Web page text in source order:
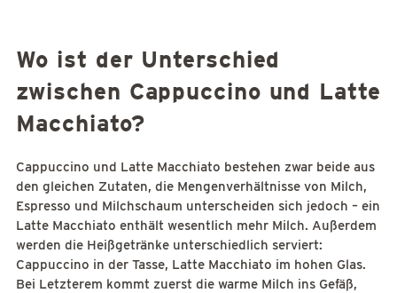
Wo ist der Unterschied
zwischen Cappuccino und Latte
Macchiato?
Cappuccino und Latte Macchiato bestehen zwar beide aus
den gleichen Zutaten, die Mengenverhältnisse von Milch,
Espresso und Milchschaum unterscheiden sich jedoch – ein
Latte Macchiato enthält wesentlich mehr Milch. Außerdem
werden die Heißgetränke unterschiedlich serviert:
Cappuccino in der Tasse, Latte Macchiato im hohen Glas.
Bei Letzterem kommt zuerst die warme Milch ins Gefäß,